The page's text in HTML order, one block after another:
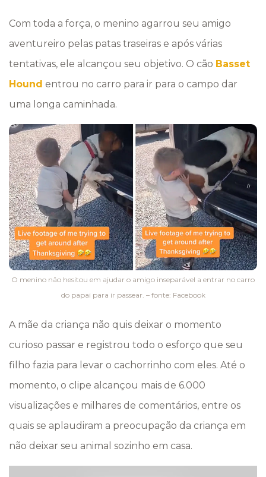
Com toda a força, o menino agarrou seu amigo
aventureiro pelas patas traseiras e após várias
tentativas, ele alcançou seu objetivo. O cão Basset
Hound entrou no carro para ir para o campo dar
uma longa caminhada.
O menino não hesitou em ajudar o amigo inseparável a entrar no carro
do papai para ir passear. – fonte: Facebook
A mãe da criança não quis deixar o momento
curioso passar e registrou todo o esforço que seu
filho fazia para levar o cachorrinho com eles. Até o
momento, o clipe alcançou mais de 6.000
visualizações e milhares de comentários, entre os
quais se aplaudiram a preocupação da criança em
não deixar seu animal sozinho em casa.